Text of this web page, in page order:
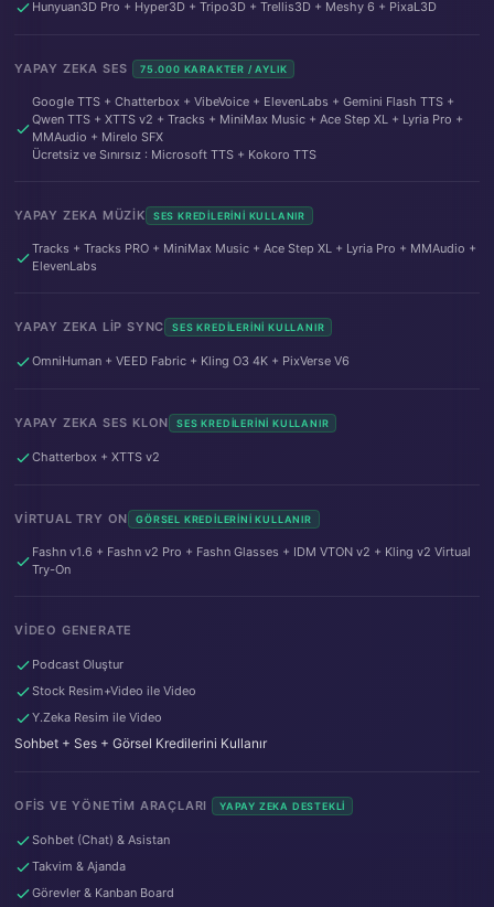
Hunyuan3D Pro + Hyper3D + Tripo3D + Trellis3D + Meshy 6 + PixaL3D
YAPAY ZEKA SES 75.000 KARAKTER / AYLIK
Google TTS + Chatterbox + VibeVoice + ElevenLabs + Gemini Flash TTS +
Qwen TTS + XTTS v2 + Tracks + MiniMax Music + Ace Step XL + Lyria Pro +
MMAudio + Mirelo SFX
Ücretsiz ve Sınırsız : Microsoft TTS + Kokoro TTS
YAPAY ZEKA MÜZIK SES KREDILERINI KULLANIR
Tracks + Tracks PRO + MiniMax Music + Ace Step XL + Lyria Pro + MMAudio +
ElevenLabs
YAPAY ZEKA LIP SYNC SES KREDILERINI KULLANIR
OmniHuman + VEED Fabric + Kling O3 4K + PixVerse V6
YAPAY ZEKA SES KLON SES KREDILERINI KULLANIR
Chatterbox + XTTS v2
VIRTUAL TRY ON GÖRSEL KREDILERINI KULLANIR
Fashn v1.6 + Fashn v2 Pro + Fashn Glasses + IDM VTON v2 + Kling v2 Virtual
Try-On
VIDEO GENERATE
Podcast Oluştur
Stock Resim+Video ile Video
Y.Zeka Resim ile Video
Sohbet + Ses + Görsel Kredilerini Kullanır
OFIS VE YÖNETIM ARAÇLARI YAPAY ZEKA DESTEKLI
Sohbet (Chat) & Asistan
Takvim & Ajanda
Görevler & Kanban Board